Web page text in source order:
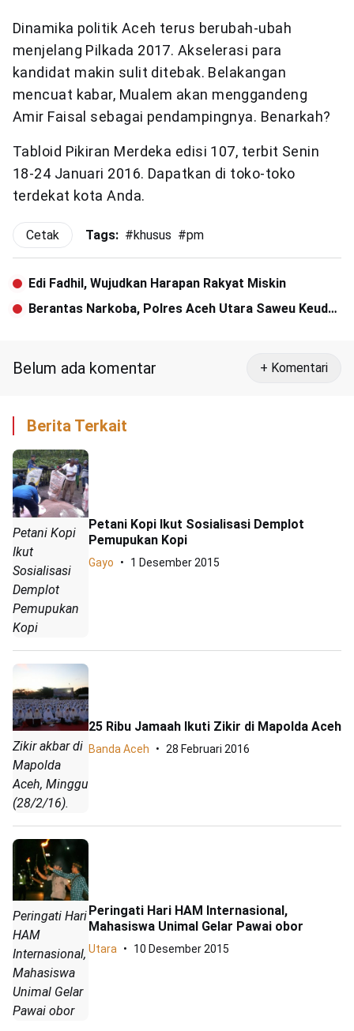
Dinamika politik Aceh terus berubah-ubah
menjelang Pilkada 2017. Aksele­rasi para
kandidat makin sulit ditebak. Belakangan
mencuat kabar, Mualem akan menggandeng
Amir Faisal sebagai pendampingnya. Benarkah?
Tabloid Pikiran Merdeka edisi 107, terbit Senin
18-24 Januari 2016. Dapatkan di toko-toko
terdekat kota Anda.
Cetak Tags: #khusus #pm
Edi Fadhil, Wujudkan Harapan Rakyat Miskin
Berantas Narkoba, Polres Aceh Utara Saweu Keude
Belum ada komentar + Komentari
Berita Terkait
Petani Kopi
Ikut
Sosialisasi
Demplot
Pemupukan
Kopi
Petani Kopi Ikut Sosialisasi Demplot
Pemupukan Kopi
Gayo 1 Desember 2015
Zikir akbar di
Mapolda
Aceh, Minggu
(28/2/16).
25 Ribu Jamaah Ikuti Zikir di Mapolda Aceh
Banda Aceh 28 Februari 2016
Peringati Hari
HAM
Internasional,
Mahasiswa
Unimal Gelar
Pawai obor
Peringati Hari HAM Internasional,
Mahasiswa Unimal Gelar Pawai obor
Utara 10 Desember 2015